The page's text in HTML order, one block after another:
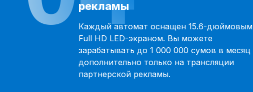
рекламы
Каждый автомат оснащен 15.6-дюймовым
Full HD LED-экраном. Вы можете
зарабатывать до 1 000 000 сумов в месяц
дополнительно только на трансляции
партнерской рекламы.